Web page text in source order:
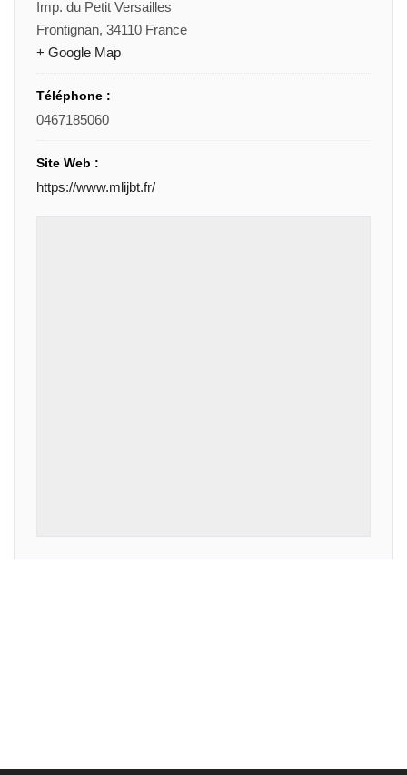
Imp. du Petit Versailles
Frontignan, 34110 France
+ Google Map
Téléphone :
0467185060
Site Web :
https://www.mlijbt.fr/